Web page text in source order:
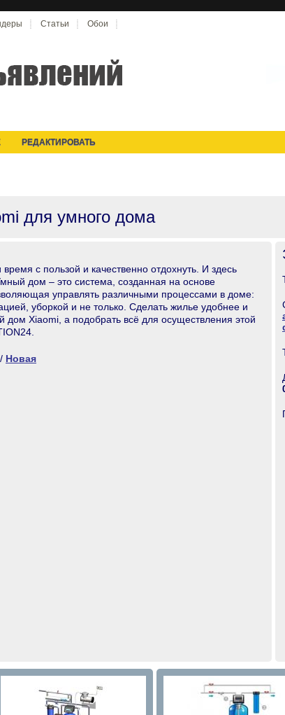
Статьи Обои
РЕДАКТИРОВАТЬ
для умного дома
с пользой и качественно отдохнуть. И здесь
дом – это система, созданная на основe
управлять различными процессами в доме:
уборкой и не только. Сделать жилье удобнее и
Xiaomi, а подобрать всё для осуществления этой
/ Новая